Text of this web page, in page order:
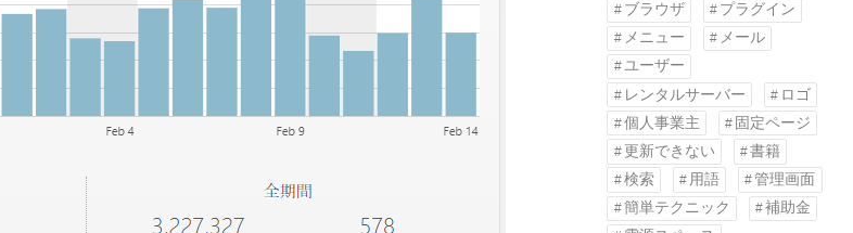
ブラウザ
プラグイン
メニュー
メール
ユーザー
レンタルサーバー
ロゴ
個人事業主
固定ページ
更新できない
書籍
検索
用語
管理画面
簡単テクニック
補助金